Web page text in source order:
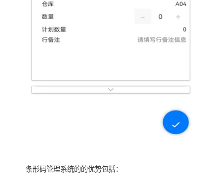
条形码管理系统的的优势包括：